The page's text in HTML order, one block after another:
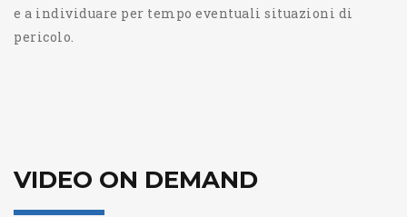
e a individuare per tempo eventuali situazioni di
pericolo.
VIDEO ON DEMAND